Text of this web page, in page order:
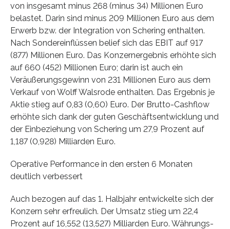
von insgesamt minus 268 (minus 34) Millionen Euro
belastet. Darin sind minus 209 Millionen Euro aus dem
Erwerb bzw. der Integration von Schering enthalten.
Nach Sondereinflüssen belief sich das EBIT auf 917
(877) Millionen Euro. Das Konzernergebnis erhöhte sich
auf 660 (452) Millionen Euro; darin ist auch ein
Veräußerungsgewinn von 231 Millionen Euro aus dem
Verkauf von Wolff Walsrode enthalten. Das Ergebnis je
Aktie stieg auf 0,83 (0,60) Euro. Der Brutto-Cashflow
erhöhte sich dank der guten Geschäftsentwicklung und
der Einbeziehung von Schering um 27,9 Prozent auf
1,187 (0,928) Milliarden Euro.
Operative Performance in den ersten 6 Monaten
deutlich verbessert
Auch bezogen auf das 1. Halbjahr entwickelte sich der
Konzern sehr erfreulich. Der Umsatz stieg um 22,4
Prozent auf 16,552 (13,527) Milliarden Euro. Währungs-